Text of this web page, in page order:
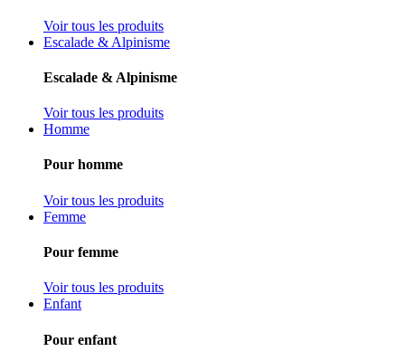
Voir tous les produits
Escalade & Alpinisme
Escalade & Alpinisme
Voir tous les produits
Homme
Pour homme
Voir tous les produits
Femme
Pour femme
Voir tous les produits
Enfant
Pour enfant